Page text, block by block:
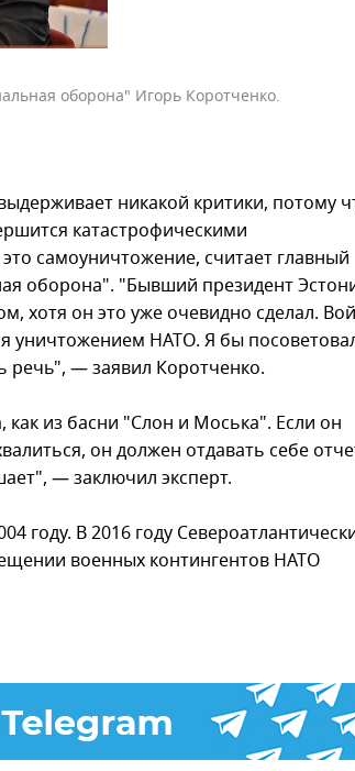
оборона" Игорь Коротченко.
никакой критики, потому
катастрофическими
самоуничтожение, считает главный
оборона". "Бывший президент
хотя он это уже очевидно сделал.
уничтожением НАТО. Я бы
речь", — заявил Коротченко.
из басни "Слон и Моська". Если он
он должен отдавать себе
— заключил эксперт.
году. В 2016 году
военных контингентов НАТО